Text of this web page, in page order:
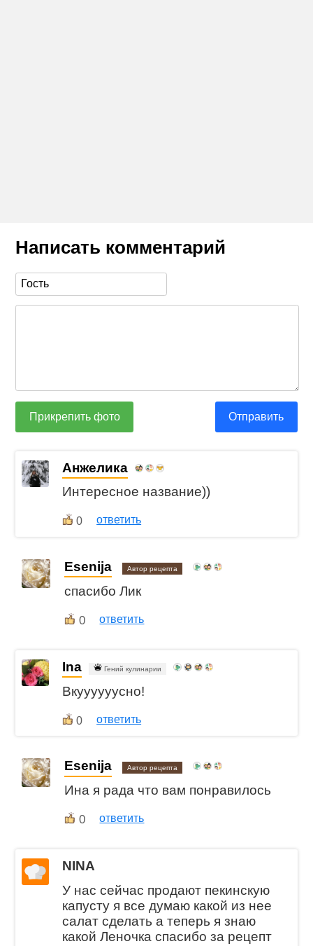
Написать комментарий
Прикрепить фото Отправить
Анжелика
Интересное название))
0 ответить
Esenija Автор рецепта
спасибо Лик
0 ответить
Ina Гений кулинарии
Вкуууууусно!
0 ответить
Esenija Автор рецепта
Ина я рада что вам понравилось
0 ответить
NINA
У нас сейчас продают пекинскую
капусту я все думаю какой из нее
салат сделать а теперь я знаю
какой Леночка спасибо за рецепт